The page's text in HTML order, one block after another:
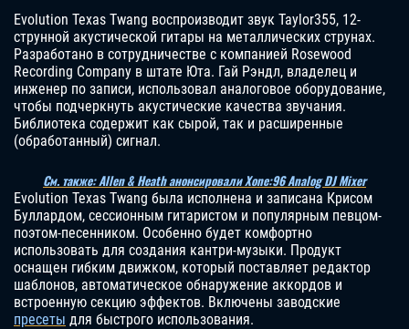
Evolution Texas Twang воспроизводит звук Taylor355, 12-
струнной акустической гитары на металлических струнах.
Разработано в сотрудничестве с компанией Rosewood
Recording Company в штате Юта. Гай Рэндл, владелец и
инженер по записи, использовал аналоговое оборудование,
чтобы подчеркнуть акустические качества звучания.
Библиотека содержит как сырой, так и расширенные
(обработанный) сигнал.
См. также: Allen & Heath анонсировали Xone:96 Analog DJ Mixer
Evolution Texas Twang была исполнена и записана Крисом
Буллардом, сессионным гитаристом и популярным певцом-
поэтом-песенником. Особенно будет комфортно
использовать для создания кантри-музыки. Продукт
оснащен гибким движком, который поставляет редактор
шаблонов, автоматическое обнаружение аккордов и
встроенную секцию эффектов. Включены заводские
пресеты для быстрого использования.